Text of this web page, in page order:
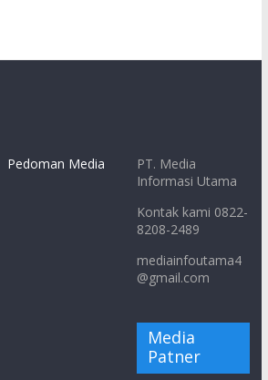
Pedoman Media
PT. Media
Informasi Utama
Kontak kami 0822-
8208-2489
mediainfoutama4
@gmail.com
Media
Patner